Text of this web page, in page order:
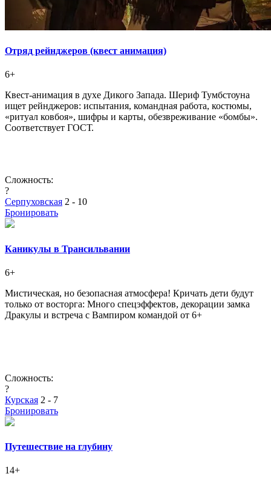
Отряд рейнджеров (квест анимация)
6+
Квест‑анимация в духе Дикого Запада. Шериф Тумбстоуна
ищет рейнджеров: испытания, командная работа, костюмы,
«ритуал ковбоя», шифры и карты, обезвреживание «бомбы».
Соответствует ГОСТ.
Сложность:
?
Серпуховская 2 - 10
Бронировать
Каникулы в Трансильвании
6+
Мистическая, но безопасная атмосфера! Кричать дети будут
только от восторга: Много спецэффектов, декорации замка
Дракулы и встреча с Вампиром командой от 6+
Сложность:
?
Курская 2 - 7
Бронировать
Путешествие на глубину
14+